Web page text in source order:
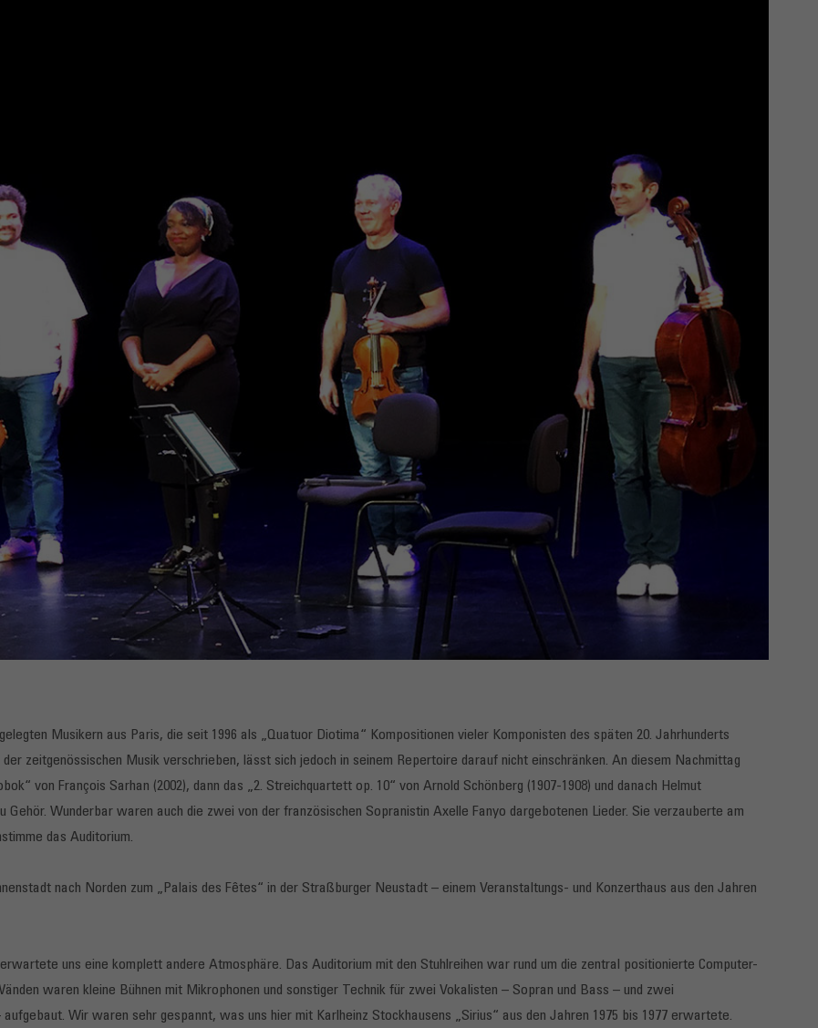
Musikern aus Paris, die seit 1996 als „Quatuor Diotima“ Kompositionen vieler Komponisten des späten 20. Jahrhunderts
zeitgenössischen Musik verschrieben, lässt sich jedoch in seinem Repertoire darauf nicht einschränken. An diesem Nachmittag
von François Sarhan (2002), dann das „2. Streichquartett op. 10“ von Arnold Schönberg (1907-1908) und danach Helmut
Gehör. Wunderbar waren auch die zwei von der französischen Sopranistin Axelle Fanyo dargebotenen Lieder. Sie verzauberte am
das Auditorium.
nach Norden zum „Palais des Fêtes“ in der Straßburger Neustadt – einem Veranstaltungs- und Konzerthaus aus den Jahren
uns eine komplett andere Atmosphäre. Das Auditorium mit den Stuhlreihen war rund um die zentral positionierte Computer-
waren kleine Bühnen mit Mikrophonen und sonstiger Technik für zwei Vokalisten – Sopran und Bass – und zwei
Wir waren sehr gespannt, was uns hier mit Karlheinz Stockhausens „Sirius“ aus den Jahren 1975 bis 1977 erwartete.